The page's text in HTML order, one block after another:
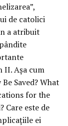
de catolici
a atribuit
II. Aşa cum
Saved? What
for the
Care este de
ei